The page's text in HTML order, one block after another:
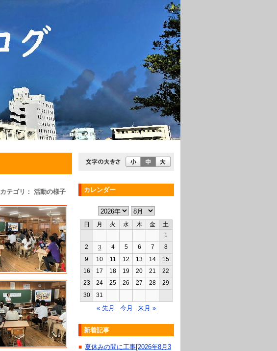
カテゴリ： 活動の様子
カレンダー
日 月 火 水 木 金
土
1
2
3 4 5 6 7
8
9
10 11 12 13 14
15
16
17 18 19 20 21
22
23
24 25 26 27 28
29
30
31
« 先月 今月 来月 »
新着記事
■ 夏休みの間に工事[2026年8月3